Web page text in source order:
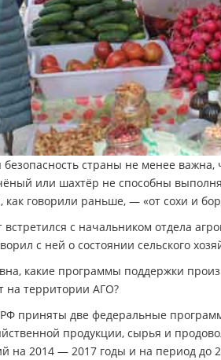
безопасность страны не менее
или шахтёр не способны
как говорили раньше, — «от сохи и
с начальником отдела
с ней о состоянии сельского
какие программы поддержки
на территории АГО?
приняты две федеральные
продукции, сырья и
на 2014 — 2017 годы и на период до